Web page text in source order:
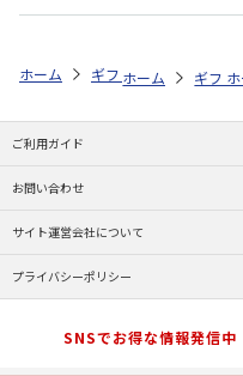
ホーム ギフトストア お中
ホーム ギフト
ご利用ガイド
お問い合わせ
サイト運営会社について
プライバシーポリシー
SNSでお得な情報発信中